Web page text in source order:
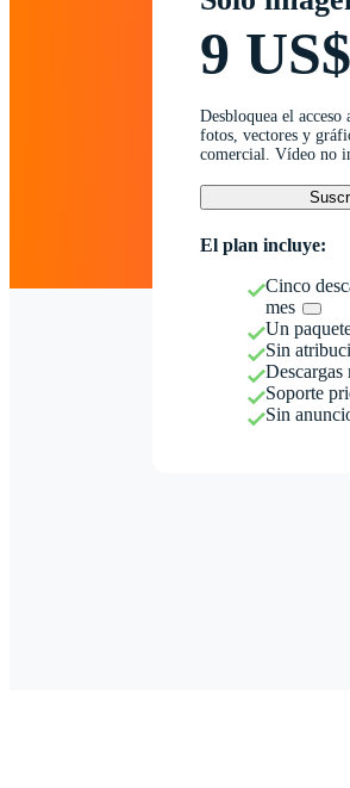
9 US$
Desbloquea el acceso
fotos, vectores y
comercial. Vídeo no
El plan incluye:
Cinco
mes
Un
Sin
Descargas
Soporte
Sin